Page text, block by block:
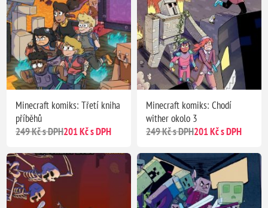
Minecraft komiks: Třetí kniha
příběhů
249 Kč s DPH201 Kč s DPH
Minecraft komiks: Chodí
wither okolo 3
249 Kč s DPH201 Kč s DPH